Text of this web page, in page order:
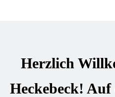
Herzlich
Heckebeck! Auf